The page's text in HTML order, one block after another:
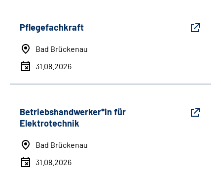
Pflegefachkraft
Bad Brückenau
31.08.2026
Betriebshandwerker*in für
Elektrotechnik
Bad Brückenau
31.08.2026